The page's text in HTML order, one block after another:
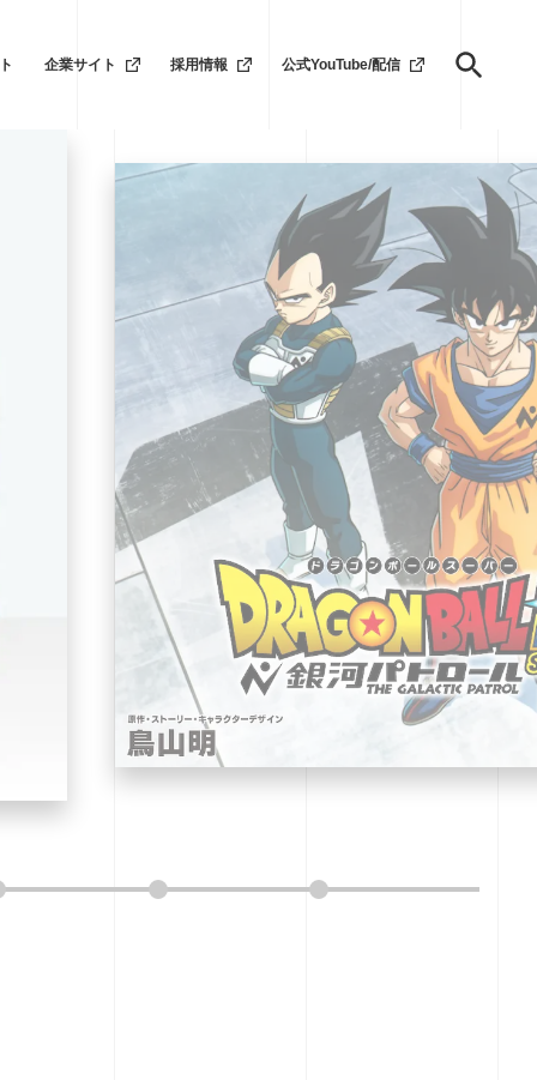
企業サイト 採用情報 公式YouTube/配信